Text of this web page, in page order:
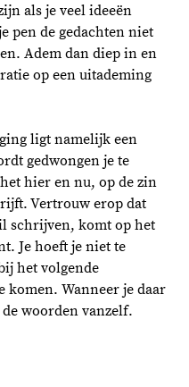
als je veel ideeën
pen de gedachten niet
Adem dan diep in en
op een uitademing
ligt namelijk een
gedwongen je te
hier en nu, op de zin
Vertrouw erop dat
schrijven, komt op het
Je hoeft je niet te
het volgende
komen. Wanneer je daar
woorden vanzelf.